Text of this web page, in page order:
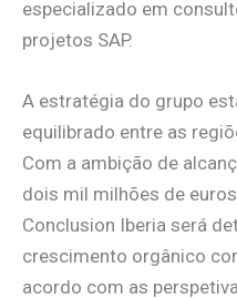
especializado em
projetos SAP.
A estratégia do grupo
equilibrado entre as
Com a ambição de
dois mil milhões de
Conclusion Iberia será
crescimento orgânico
acordo com as